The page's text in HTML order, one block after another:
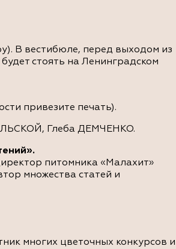
В вестибюле, перед выходом из
стоять на Ленинградском
привезите печать).
Глеба ДЕМЧЕНКО.
питомника «Малахит»
множества статей и
многих цветочных конкурсов и